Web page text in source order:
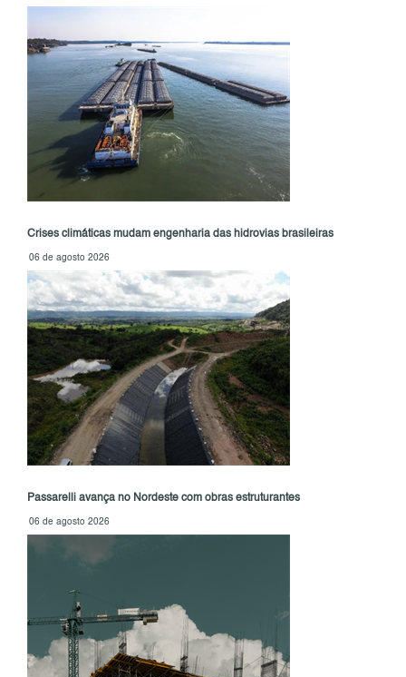
Crises climáticas mudam engenharia das hidrovias brasileiras
06 de agosto 2026
Passarelli avança no Nordeste com obras estruturantes
06 de agosto 2026